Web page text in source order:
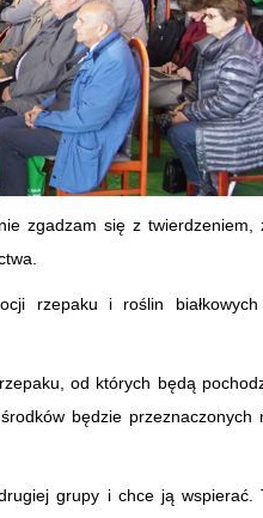
zgadzam się z twierdzeniem,
rzepaku i roślin
od których będą
będzie przeznaczonych
grupy i chce ją wspierać.